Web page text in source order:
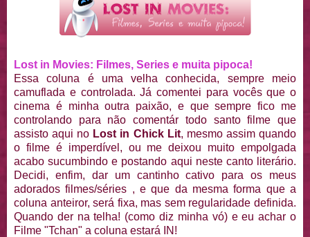
Lost in Movies: Filmes, Series e muita pipoca!
Essa coluna é uma velha conhecida, sempre meio
camuflada e controlada. Já comentei para vocês que o
cinema é minha outra paixão, e que sempre fico me
controlando para não comentár todo santo filme que
assisto aqui no Lost in Chick Lit, mesmo assim quando
o filme é imperdível, ou me deixou muito empolgada
acabo sucumbindo e postando aqui neste canto literário.
Decidi, enfim, dar um cantinho cativo para os meus
adorados filmes/séries , e que da mesma forma que a
coluna anteiror, será fixa, mas sem regularidade definida.
Quando der na telha! (como diz minha vó) e eu achar o
Filme "Tchan" a coluna estará IN!